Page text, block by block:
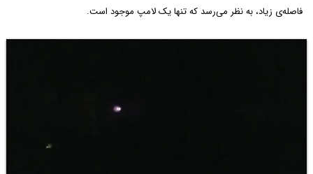
فاصله‌ی زیاد، به نظر می‌رسد که تنها یک لامپ موجود است.